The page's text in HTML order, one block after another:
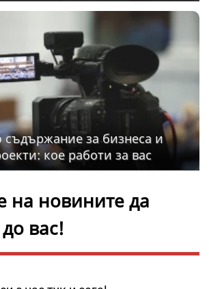
съдържание за бизнеса и
кое работи за вас
на новините да
вас!